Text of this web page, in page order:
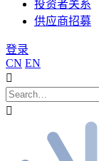
投资者关系
供应商招募
登录
CN EN